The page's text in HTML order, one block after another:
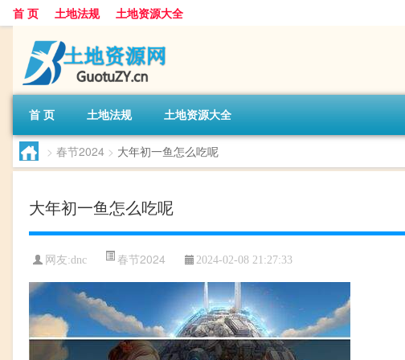
首 页 土地法规 土地资源大全
首 页 土地法规 土地资源大全
> 春节2024 > 大年初一鱼怎么吃呢
大年初一鱼怎么吃呢
网友:dnc 春节2024 2024-02-08 21:27:33